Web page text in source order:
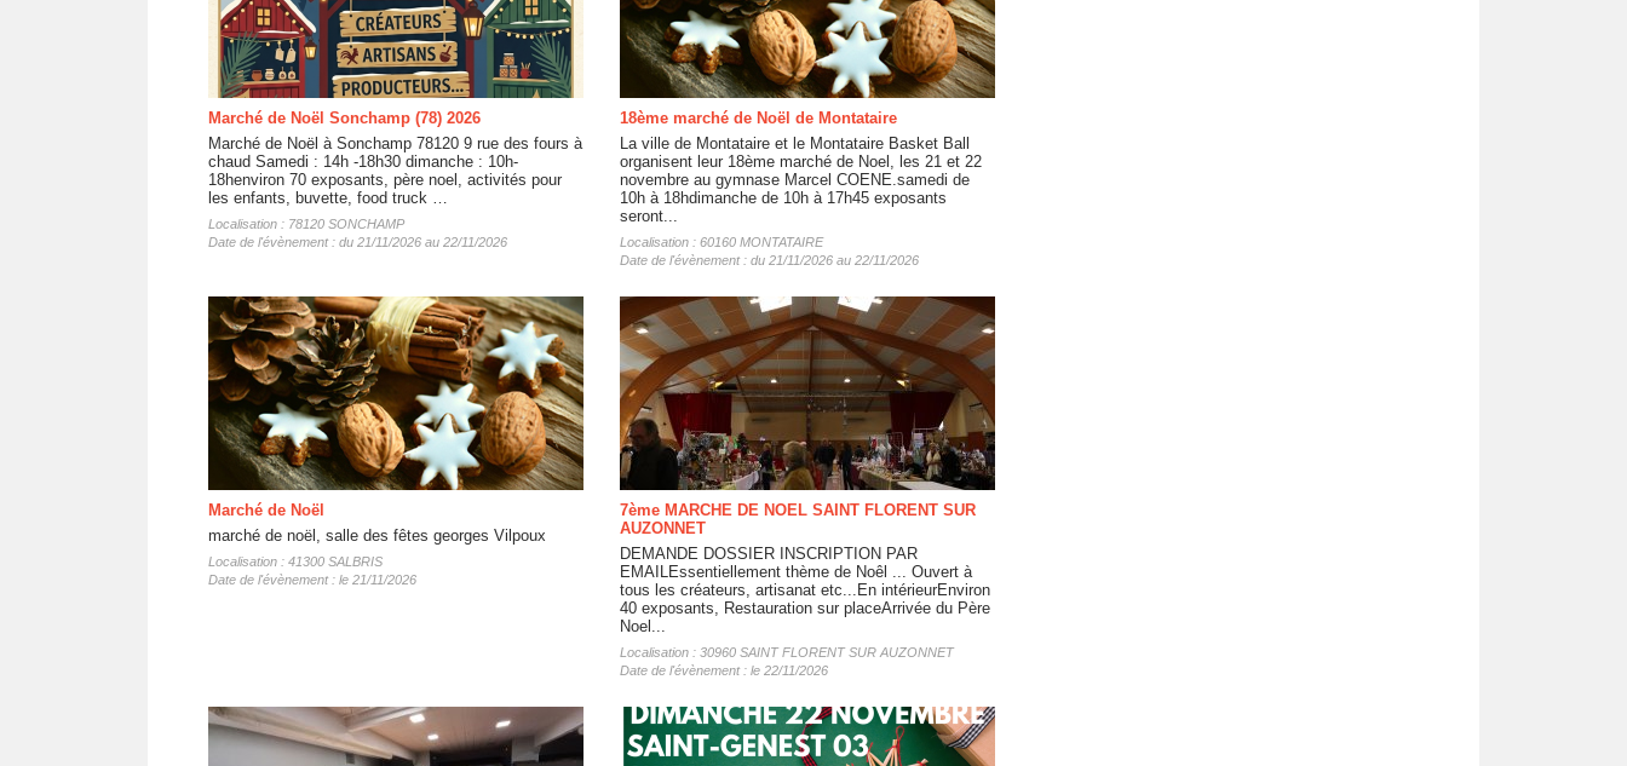
Marché de Noël Sonchamp (78) 2026
Marché de Noël à Sonchamp 78120 9 rue des fours à
chaud Samedi : 14h -18h30 dimanche : 10h-
18henviron 70 exposants, père noel, activités pour
les enfants, buvette, food truck …
Localisation : 78120 SONCHAMP
Date de l'évènement : du 21/11/2026 au 22/11/2026
18ème marché de Noël de Montataire
La ville de Montataire et le Montataire Basket Ball
organisent leur 18ème marché de Noel, les 21 et 22
novembre au gymnase Marcel COENE.samedi de
10h à 18hdimanche de 10h à 17h45 exposants
seront...
Localisation : 60160 MONTATAIRE
Date de l'évènement : du 21/11/2026 au 22/11/2026
Marché de Noël
marché de noël, salle des fêtes georges Vilpoux
Localisation : 41300 SALBRIS
Date de l'évènement : le 21/11/2026
7ème MARCHE DE NOEL SAINT FLORENT SUR
AUZONNET
DEMANDE DOSSIER INSCRIPTION PAR
EMAILEssentiellement thème de Noêl ... Ouvert à
tous les créateurs, artisanat etc...En intérieurEnviron
40 exposants, Restauration sur placeArrivée du Père
Noel...
Localisation : 30960 SAINT FLORENT SUR AUZONNET
Date de l'évènement : le 22/11/2026